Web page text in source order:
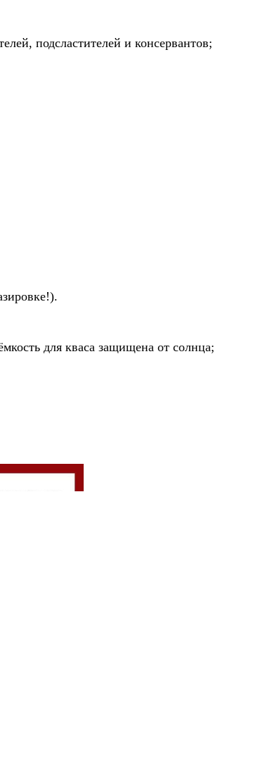
подсластителей и консервантов;
для кваса защищена от солнца;